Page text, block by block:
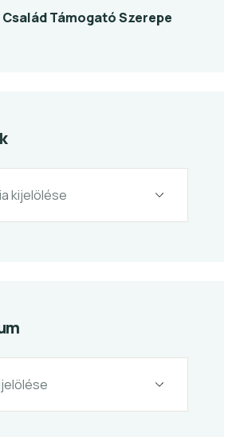
Család Támogató Szerepe